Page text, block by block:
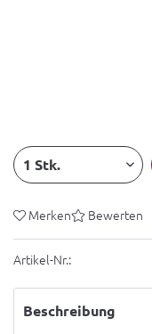
Merken Bewerten
Artikel-Nr.:
Beschreibung